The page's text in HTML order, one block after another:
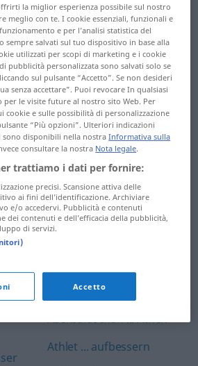
anschaffen ... Ansinnen
ansonsten ...
anstürmen
Ansturm ... antworten
Antwortschein ...
Apathie
apathisch ...
Arbeitgeber
Arbeitnehmer ...
Arbeitsunfähigkeit
armiert ... aschgrau
Aserbaidschan ... Athen
Athlet ... aufbessern
la miglior esperienza possibile sul nostro
meglio con te. I cookie essenziali, funzionali e
e per l’analisi statistica del
sempre salvati sul tuo dispositivo in base alla
utilizzati per scopi di marketing e i cookie
pubblicità personalizzata sono salvati solo se
sul pulsante “Accetto”. Se non desideri
senza accettare”. Puoi revocare In qualsiasi
per le visite future al nostro sito Web. Per
cookie e sulle possibilità di personalizzazione
“Più opzioni”. Ulteriori indicazioni
sono disponibili nella nostraInformativa sulla
consultare la nostra Nota legale.
trattiamo i dati per fornire:
precisi. Scansione attiva delle
ai fini dell’identificazione. Archiviare
e/o accedervi. Pubblicità e contenuti
dei contenuti e dell’efficacia della pubblicità,
di servizi.
Accetto